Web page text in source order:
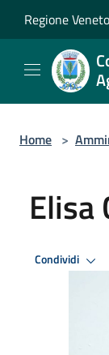
Regione Veneto
Home >
Elisa
Condividi